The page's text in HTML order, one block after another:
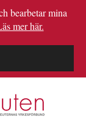
bearbetar mina
mer här.